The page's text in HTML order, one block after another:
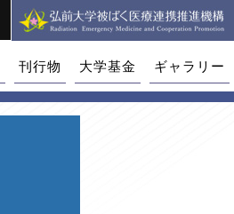
刊行物 大学基金 ギャラリー